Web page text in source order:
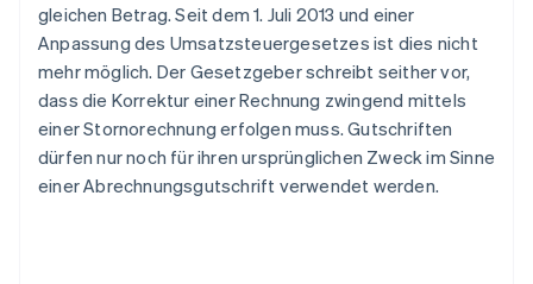
gleichen Betrag. Seit dem 1. Juli 2013 und einer
Anpassung des Umsatzsteuergesetzes ist dies nicht
mehr möglich. Der Gesetzgeber schreibt seither vor,
dass die Korrektur einer Rechnung zwingend mittels
einer Stornorechnung erfolgen muss. Gutschriften
dürfen nur noch für ihren ursprünglichen Zweck im Sinne
einer Abrechnungsgutschrift verwendet werden.